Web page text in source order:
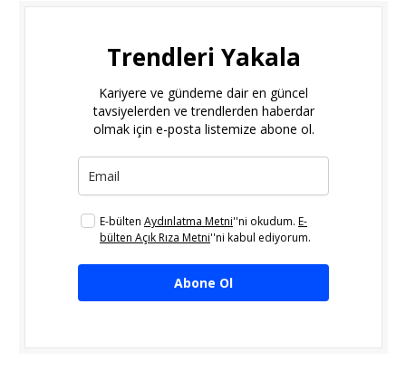
Trendleri Yakala
Kariyere ve gündeme dair en güncel
tavsiyelerden ve trendlerden haberdar
olmak için e-posta listemize abone ol.
E-bülten Aydınlatma Metni''ni okudum. E-
bülten Açık Rıza Metni''ni kabul ediyorum.
Abone Ol